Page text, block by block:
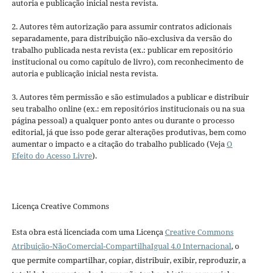
autoria e publicação inicial nesta revista.
2. Autores têm autorização para assumir contratos adicionais
separadamente, para distribuição não-exclusiva da versão do
trabalho publicada nesta revista (ex.: publicar em repositório
institucional ou como capítulo de livro), com reconhecimento de
autoria e publicação inicial nesta revista.
3. Autores têm permissão e são estimulados a publicar e distribuir
seu trabalho online (ex.: em repositórios institucionais ou na sua
página pessoal) a qualquer ponto antes ou durante o processo
editorial, já que isso pode gerar alterações produtivas, bem como
aumentar o impacto e a citação do trabalho publicado (VejaO
Efeito do Acesso Livre).
Licença Creative Commons
Esta obra está licenciada com uma LicençaCreative Commons
Atribuição-NãoComercial-CompartilhaIgual 4.0 Internacional, o
que permite compartilhar, copiar, distribuir, exibir, reproduzir, a